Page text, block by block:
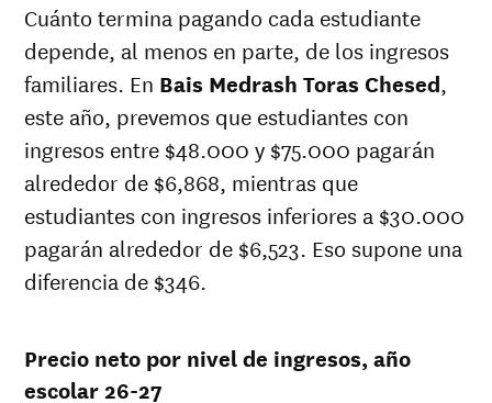
Year
price at
Bais
Medrash
Toras
Chesed
price at
Bais
Medrash
Toras
Chesed
26-
27
$7,927
$13,825
26
$7,977
$13,912
24-
25
$8,027
$14,000
22- $7,484
$13,700
Cuánto termina pagando cada estudiante
depende, al menos en parte, de los ingresos
familiares. En Bais Medrash Toras Chesed,
este año, prevemos que estudiantes con
ingresos entre $48.000 y $75.000 pagarán
alrededor de $6,868, mientras que
estudiantes con ingresos inferiores a $30.000
pagarán alrededor de $6,523. Eso supone una
diferencia de $346.
Precio neto por nivel de ingresos, año
escolar 26-27